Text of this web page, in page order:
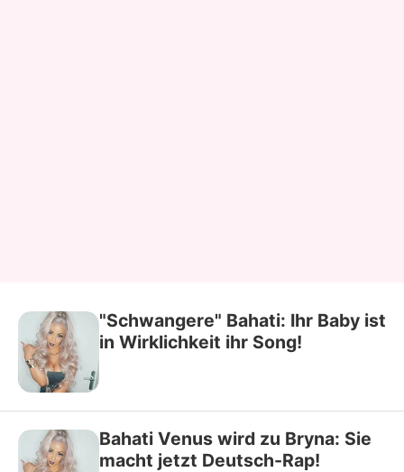
"Schwangere" Bahati: Ihr Baby ist
in Wirklichkeit ihr Song!
Bahati Venus wird zu Bryna: Sie
macht jetzt Deutsch-Rap!